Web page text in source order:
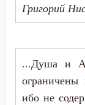
Подготовка к
Позор
Покаяние
Григорий
...Душа и
ибо не